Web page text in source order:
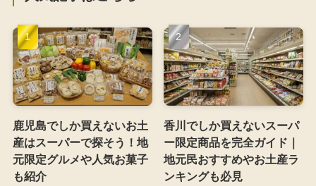
鹿児島でしか買えないお土
産はスーパーで探そう！地
元限定グルメや人気お菓子
も紹介
香川でしか買えないスーパ
ー限定商品を完全ガイド｜
地元民おすすめやお土産ラ
ンキングも必見